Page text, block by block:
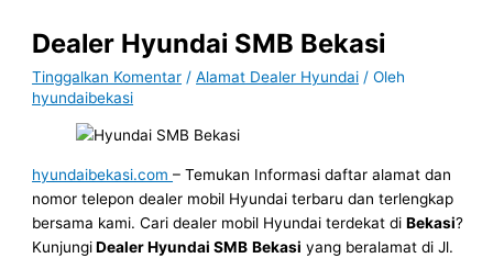
Dealer Hyundai SMB Bekasi
Tinggalkan Komentar /Alamat Dealer Hyundai / Oleh
hyundaibekasi
hyundaibekasi.com– Temukan Informasi daftar alamat dan
nomor telepon dealer mobil Hyundai terbaru dan terlengkap
bersama kami. Cari dealer mobil Hyundai terdekat diBekasi?
KunjungiDealer Hyundai SMB Bekasi yang beralamat di Jl.